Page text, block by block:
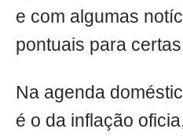
e com algumas
pontuais para
Na agenda
é o da inflação